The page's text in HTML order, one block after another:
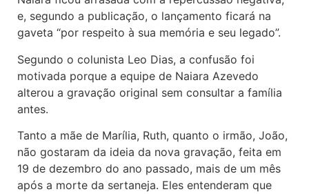
e, segundo a publicação, o lançamento ficará na
gaveta “por respeito à sua memória e seu legado”.
Segundo o colunista Leo Dias, a confusão foi
motivada porque a equipe de Naiara Azevedo
alterou a gravação original sem consultar a família
antes.
Tanto a mãe de Marília, Ruth, quanto o irmão, João,
não gostaram da ideia da nova gravação, feita em
19 de dezembro do ano passado, mais de um mês
após a morte da sertaneja. Eles entenderam que